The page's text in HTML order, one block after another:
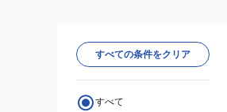
すべての条件をクリア
すべて